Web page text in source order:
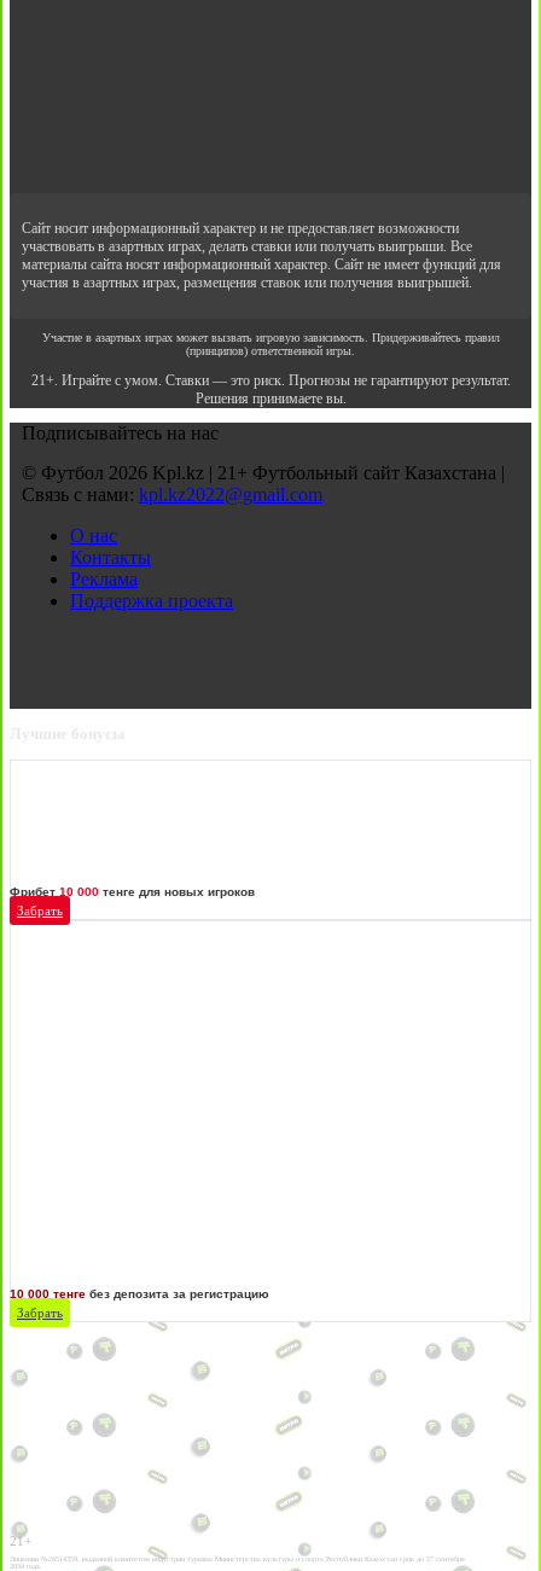
Сайт носит информационный характер и не предоставляет возможности
участвовать в азартных играх, делать ставки или получать выигрыши. Все
материалы сайта носят информационный характер. Сайт не имеет функций для
участия в азартных играх, размещения ставок или получения выигрышей.
Участие в азартных играх может вызвать игровую зависимость. Придерживайтесь правил
(принципов) ответственной игры.
21+. Играйте с умом. Ставки — это риск. Прогнозы не гарантируют результат.
Решения принимаете вы.
Подписывайтесь на нас
© Футбол 2026 Kpl.kz | 21+ Футбольный сайт Казахстана |
Связь с нами: kpl.kz2022@gmail.com
О нас
Контакты
Реклама
Поддержка проекта
Лучшие бонусы
Фрибет 10 000 тенге для новых игроков
Забрать
10 000 тенге без депозита за регистрацию
Забрать
21+
Лицензии №24514359, выданной комитетом индустрии туризма Министерства культуры и спорта Республики Казахстан срок до 27 сентября
2034 года.